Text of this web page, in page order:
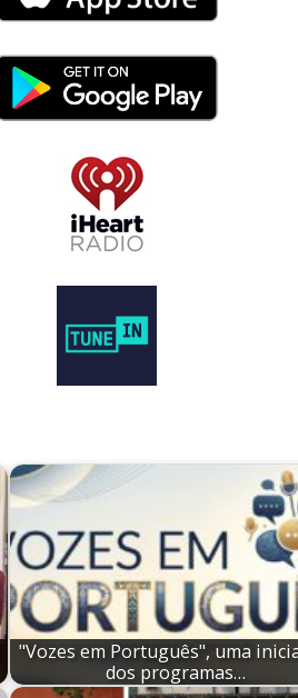
"Vozes em Português", uma
dos programas…